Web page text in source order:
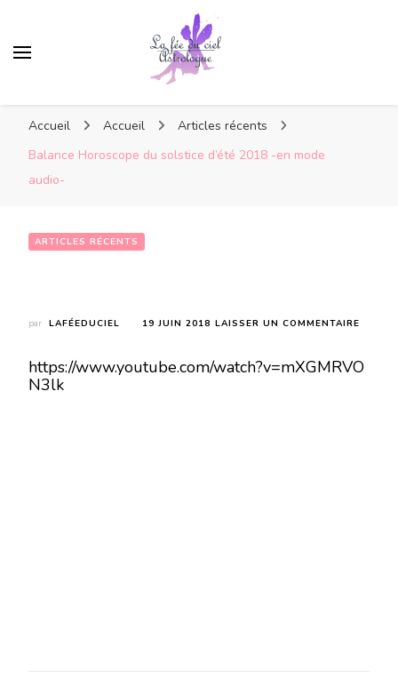
Accueil Accueil
Articles récents
Balance Horoscope du solstice d’été 2018 -en mode
audio-
ARTICLES RÉCENTS
par LAFÉEDUCIEL 19 JUIN 2018 LAISSER UN COMMENTAIRE
DU
https://www.youtube.com/watch?v=mXGMRVO
N3lk